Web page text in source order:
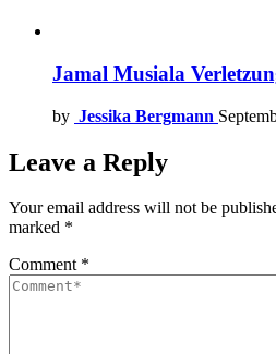
Jamal Musiala
by Jessika Bergmann
Leave a Reply
Your email address will not be
marked *
Comment *